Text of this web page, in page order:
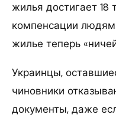
жилья достигает 18
компенсации людям
жилье теперь
Украинцы,
чиновники
документы, даже